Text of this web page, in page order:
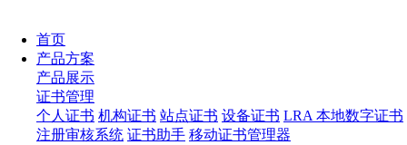
首页
产品方案
产品展示
证书管理
个人证书 机构证书 站点证书 设备证书 LRA 本地数字证书
注册审核系统 证书助手 移动证书管理器